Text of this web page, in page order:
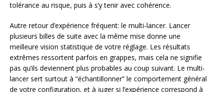
tolérance au risque, puis à s’y tenir avec cohérence.
Autre retour d’expérience fréquent: le multi-lancer. Lancer
plusieurs billes de suite avec la même mise donne une
meilleure vision statistique de votre réglage. Les résultats
extrêmes ressortent parfois en grappes, mais cela ne signifie
pas qu’ils deviennent plus probables au coup suivant. Le multi-
lancer sert surtout à “échantillonner” le comportement général
de votre configuration, et à juger si l’expérience correspond à